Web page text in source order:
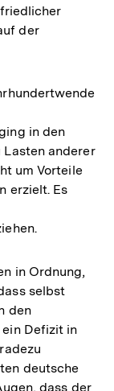
der
in den
anderer
um Vorteile
erzielt. Es
in Ordnung,
selbst
den
ein Defizit in
deutsche
dass der